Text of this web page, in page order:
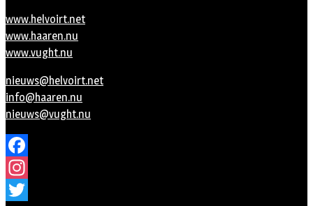
www.helvoirt.net
www.haaren.nu
www.vught.nu
nieuws@helvoirt.net
info@haaren.nu
nieuws@vught.nu
Facebook
Instagram